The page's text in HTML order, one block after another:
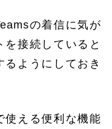
の着信に気が
接続していると
るようにしておき
使える便利な機能